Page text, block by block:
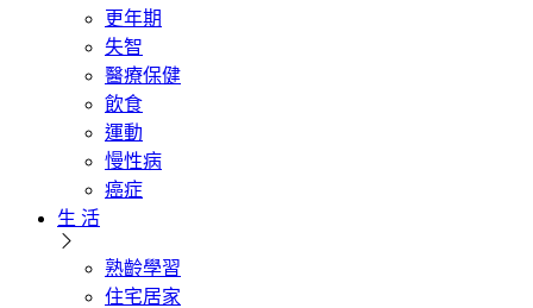
更年期
失智
醫療保健
飲食
運動
慢性病
癌症
生 活
熟齡學習
住宅居家